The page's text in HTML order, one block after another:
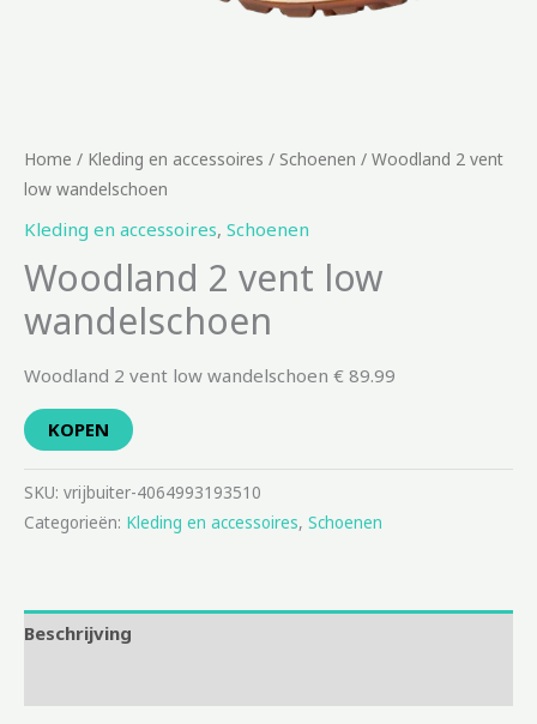
Home / Kleding en accessoires / Schoenen / Woodland 2 vent
low wandelschoen
Kleding en accessoires, Schoenen
Woodland 2 vent low
wandelschoen
Woodland 2 vent low wandelschoen € 89.99
KOPEN
SKU: vrijbuiter-4064993193510
Categorieën: Kleding en accessoires, Schoenen
Beschrijving